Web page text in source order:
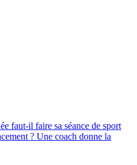
faut-il faire sa séance de sport
? Une coach donne la